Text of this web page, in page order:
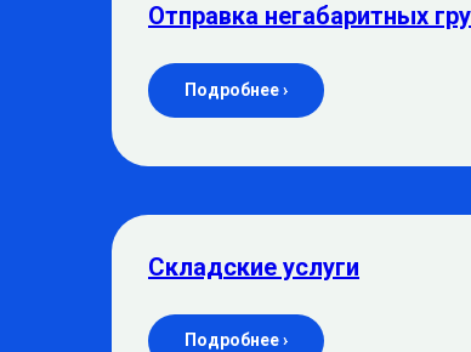
Отправка негабаритных
Подробнее ›
Складские услуги
Подробнее ›